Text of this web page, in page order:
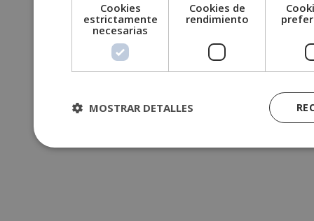
Cookies
estrictamente
necesarias
Cookies de
rendimiento
MOSTRAR DETALLES